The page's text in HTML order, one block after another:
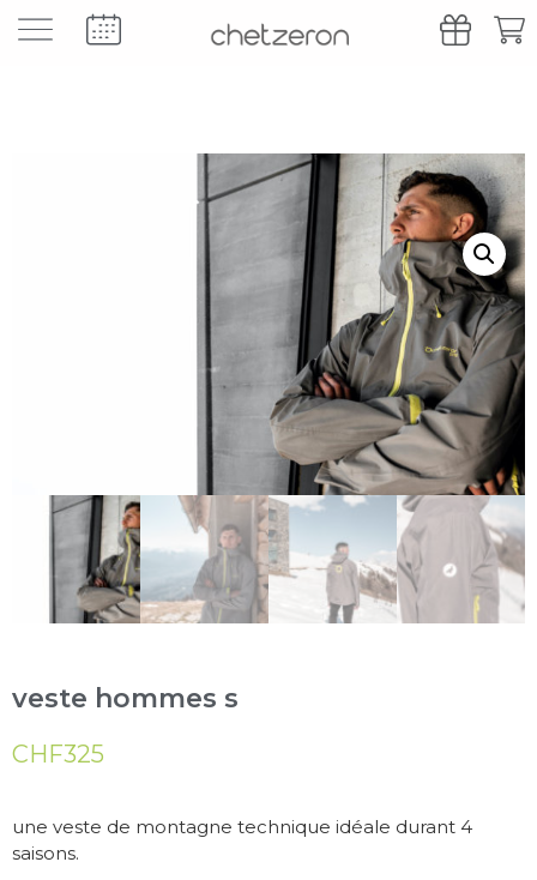
veste hommes s
CHF325
une veste de montagne technique idéale durant 4
saisons.